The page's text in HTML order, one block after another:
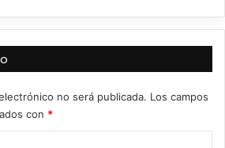
no será publicada. Los campos
con *